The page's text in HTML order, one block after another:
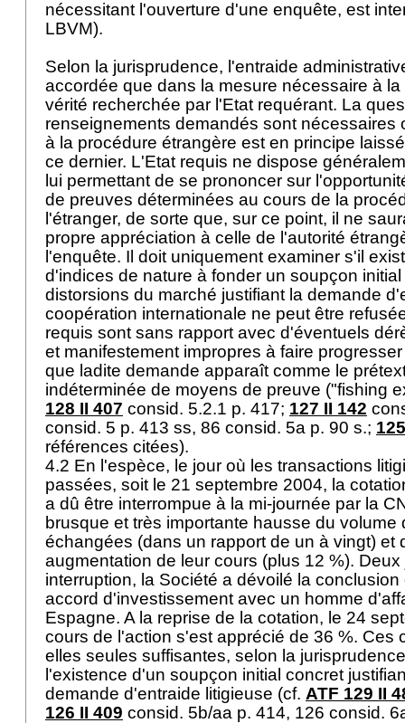
nécessitant l'ouverture d'une enquête, est
LBVM).
Selon la jurisprudence, l'entraide
accordée que dans la mesure nécessaire à
vérité recherchée par l'Etat requérant. La
renseignements demandés sont nécessaires
à la procédure étrangère est en principe
ce dernier. L'Etat requis ne dispose
lui permettant de se prononcer sur
de preuves déterminées au cours de la
l'étranger, de sorte que, sur ce point, il ne
propre appréciation à celle de l'autorité
l'enquête. Il doit uniquement examiner s'il
d'indices de nature à fonder un soupçon
distorsions du marché justifiant la demande
coopération internationale ne peut être
requis sont sans rapport avec d'éventuels
et manifestement impropres à faire
que ladite demande apparaît comme le
indéterminée de moyens de preuve ("fishing
128 II 407 consid. 5.2.1 p. 417; 127 II 142
consid. 5 p. 413 ss, 86 consid. 5a p. 90 s.;
références citées).
4.2 En l'espèce, le jour où les transactions
passées, soit le 21 septembre 2004, la
a dû être interrompue à la mi-journée par la
brusque et très importante hausse du volume
échangées (dans un rapport de un à vingt) et
augmentation de leur cours (plus 12 %).
interruption, la Société a dévoilé la
accord d'investissement avec un homme
Espagne. A la reprise de la cotation, le 24
cours de l'action s'est apprécié de 36 %. Ces
elles seules suffisantes, selon la
l'existence d'un soupçon initial concret
demande d'entraide litigieuse (cf. ATF 129 II
126 II 409 consid. 5b/aa p. 414, 126 consid.